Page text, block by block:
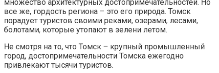
множество архитектурных достопримечательностей. Но
все же, гордость региона – это его природа. Томск
порадует туристов своими реками, озерами, лесами,
болотами, которые утопают в зелени летом.
Не смотря на то, что Томск – крупный промышленный
город, достопримечательности Томска ежегодно
привлекают тысячи туристов.